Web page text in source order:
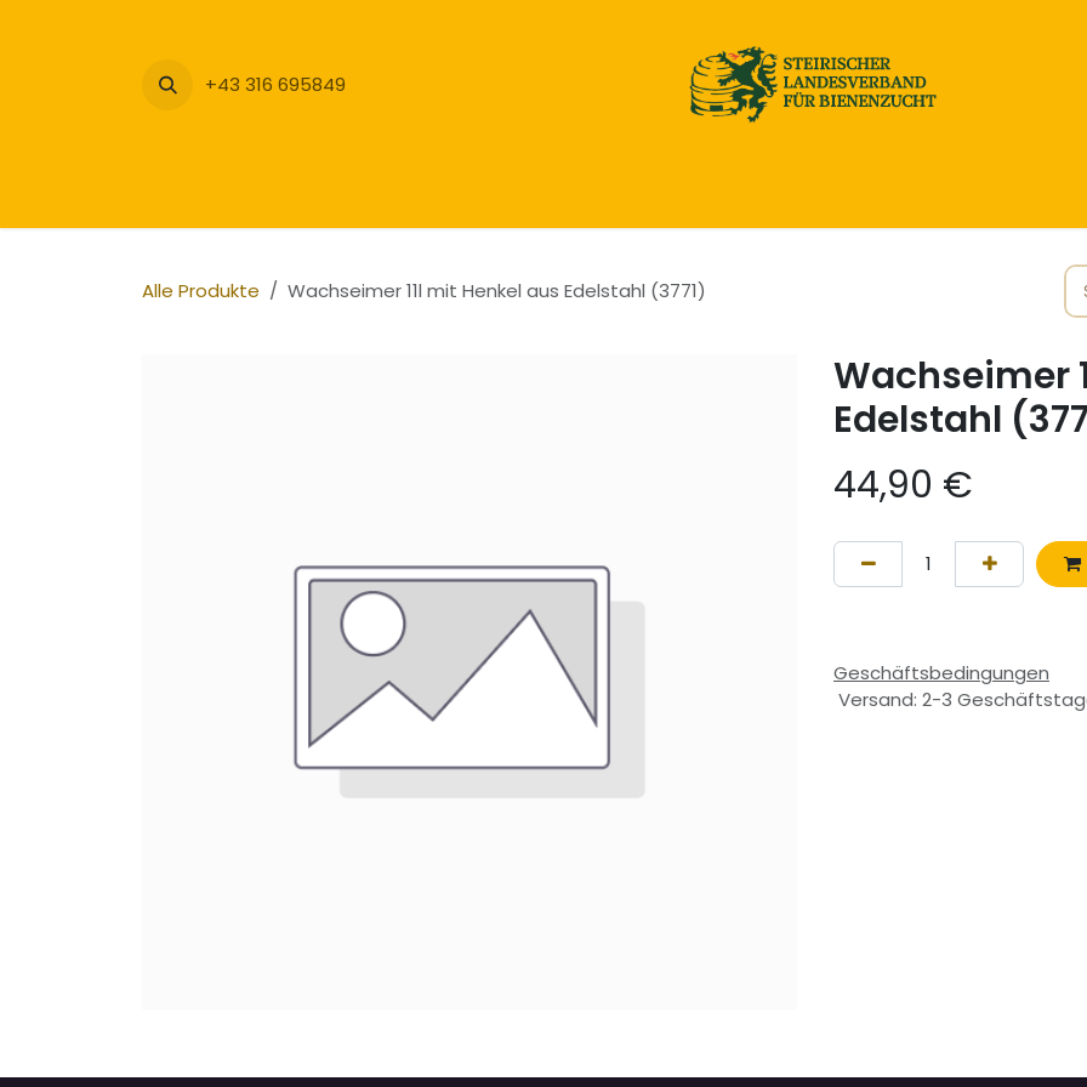
+43 316 695849
Alle Produkte Wachseimer 11l mit Henkel aus Edelstahl (3771)
Wachseimer
Edelstahl
44,90 €
Geschäftsbedingungen
Versand: 2-3